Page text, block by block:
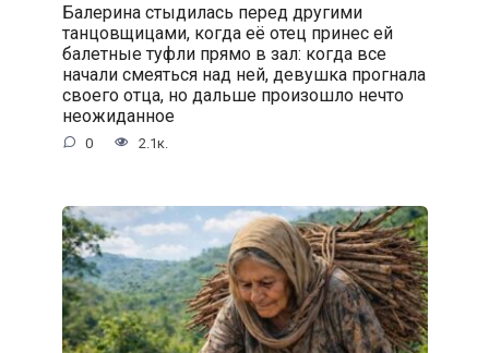
Балерина стыдилась перед другими
танцовщицами, когда её отец принес ей
балетные туфли прямо в зал: когда все
начали смеяться над ней, девушка прогнала
своего отца, но дальше произошло нечто
неожиданное
0 2.1к.